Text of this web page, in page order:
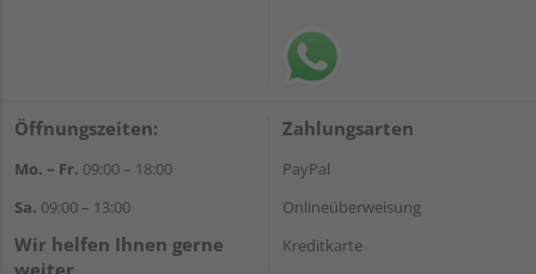
Öffnungszeiten:
Mo. – Fr. 09:00 – 18:00
Sa. 09:00 – 13:00
Wir helfen Ihnen gerne
weiter
Zahlungsarten
PayPal
Onlineüberweisung
Kreditkarte